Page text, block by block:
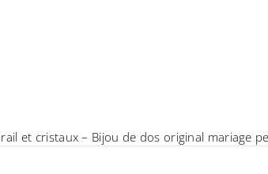
et cristaux – Bijou de dos original mariage